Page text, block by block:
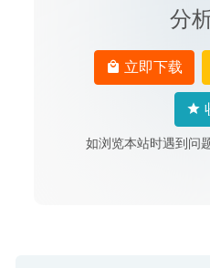
分
立即下载
如浏览本站时遇到问
Smultron 14.4 中文版-简单
TurboCollage Pro 7.2.1 –
VideoDuke 1.7 (268) for